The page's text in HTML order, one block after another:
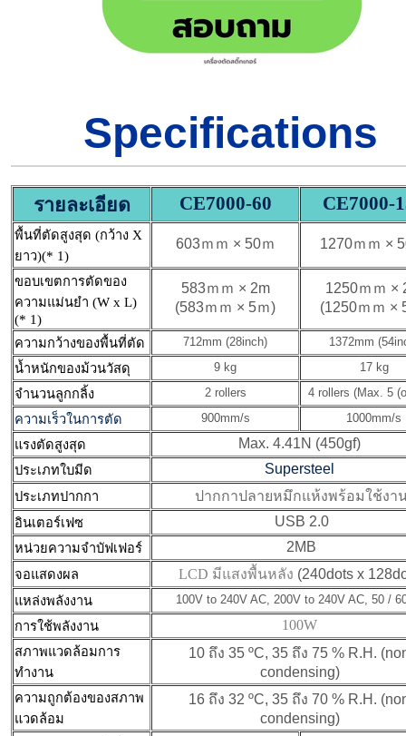
Specifications
รายละเอียด CE7000-60 CE7000-
พื้นที่ตัดสูงสุด (กว้าง X
ยาว)(* 1)
603ｍｍ × 50ｍ 1270ｍｍ ×
ขอบเขตการตัดของ
ความแม่นยำ (W x L)
(* 1)
583ｍｍ × 2m
(583ｍｍ × 5ｍ)
1250ｍｍ ×
(1250ｍｍ ×
ความกว้างของพื้นที่ตัด 712mm (28inch) 1372mm
น้ำหนักของม้วนวัสดุ 9 kg 17 kg
จำนวนลูกกลิ้ง 2 rollers 4 rollers (Max. 5
ความเร็วในการตัด 900mm/s 1000mm/s
แรงตัดสูงสุด Max. 4.41N (450gf)
ประเภทใบมีด Supersteel
ประเภทปากกา ปากกาปลายหมึกแห้งพร้อมใช้งา
อินเตอร์เฟซ USB 2.0
หน่วยความจำบัฟเฟอร์ 2MB
จอแสดงผล LCD มีแสงพื้นหลัง (240dots x
แหล่งพลังงาน 100V to 240V AC, 200V to 240V AC, 50 /
การใช้พลังงาน 100W
สภาพแวดล้อมการ
ทำงาน
10 ถึง 35 ºC, 35 ถึง 75 % R.H.
condensing)
ความถูกต้องของสภาพ
แวดล้อม
16 ถึง 32 ºC, 35 ถึง 70 % R.H.
condensing)